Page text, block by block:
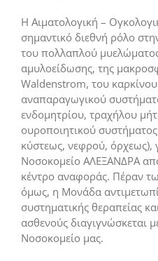
Η Αιματολογική –
σημαντικό διεθνή ρόλο
του πολλαπλού
αμυλοείδωσης, της
Waldenstrom, του
αναπαραγωγικού
ενδομητρίου, τραχήλου
ουροποιητικού
κύστεως, νεφρού, όρχεως),
Νοσοκομείο ΑΛΕΞΑΝΔΡΑ
κέντρο αναφοράς. Πέραν
όμως, η Μονάδα
συστηματικής θεραπείας
ασθενούς διαγιγνώσκεται
Νοσοκομείο μας.